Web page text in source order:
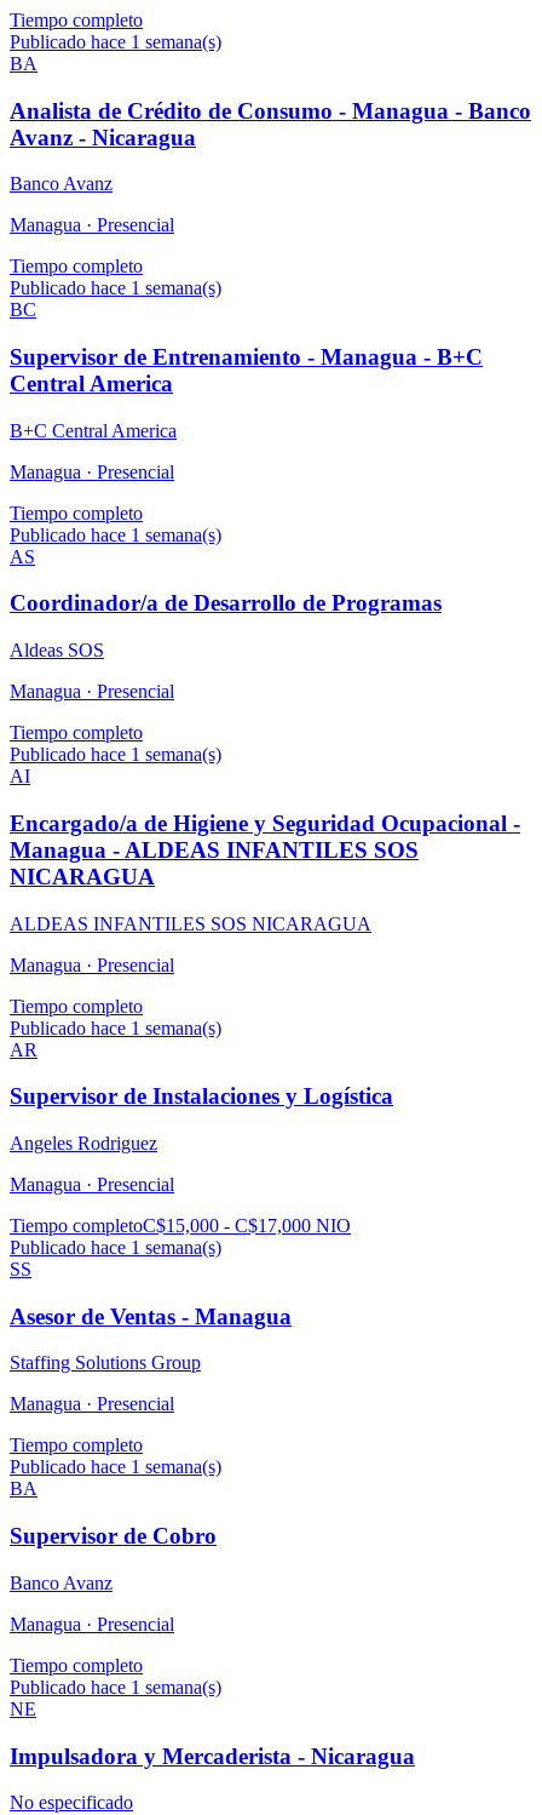
Tiempo completo
Publicado hace 1 semana(s)
BA
Analista de Crédito de Consumo - Managua - Banco
Avanz - Nicaragua
Banco Avanz
Managua · Presencial
Tiempo completo
Publicado hace 1 semana(s)
BC
Supervisor de Entrenamiento - Managua - B+C
Central America
B+C Central America
Managua · Presencial
Tiempo completo
Publicado hace 1 semana(s)
AS
Coordinador/a de Desarrollo de Programas
Aldeas SOS
Managua · Presencial
Tiempo completo
Publicado hace 1 semana(s)
AI
Encargado/a de Higiene y Seguridad Ocupacional -
Managua - ALDEAS INFANTILES SOS
NICARAGUA
ALDEAS INFANTILES SOS NICARAGUA
Managua · Presencial
Tiempo completo
Publicado hace 1 semana(s)
AR
Supervisor de Instalaciones y Logística
Angeles Rodriguez
Managua · Presencial
Tiempo completoC$15,000 - C$17,000 NIO
Publicado hace 1 semana(s)
SS
Asesor de Ventas - Managua
Staffing Solutions Group
Managua · Presencial
Tiempo completo
Publicado hace 1 semana(s)
BA
Supervisor de Cobro
Banco Avanz
Managua · Presencial
Tiempo completo
Publicado hace 1 semana(s)
NE
Impulsadora y Mercaderista - Nicaragua
No especificado